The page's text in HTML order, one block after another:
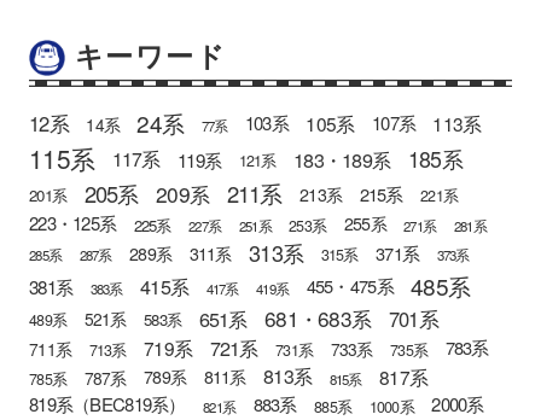
キーワード
12系 14系 24系 77系 103系 105系 107系 113系
115系 117系 119系 121系 183・189系 185系
201系 205系 209系 211系 213系 215系 221系
223・125系 225系 227系 251系 253系 255系 271系
281系
285系
287系 289系 311系 313系 315系 371系 373系
381系 383系 415系 417系 419系 455・475系 485系
489系 521系 583系 651系 681・683系 701系
711系 713系 719系 721系 731系 733系 735系 783系
785系 787系 789系 811系 813系 815系 817系
819系（BEC819系） 821系 883系 885系 1000系 2000系